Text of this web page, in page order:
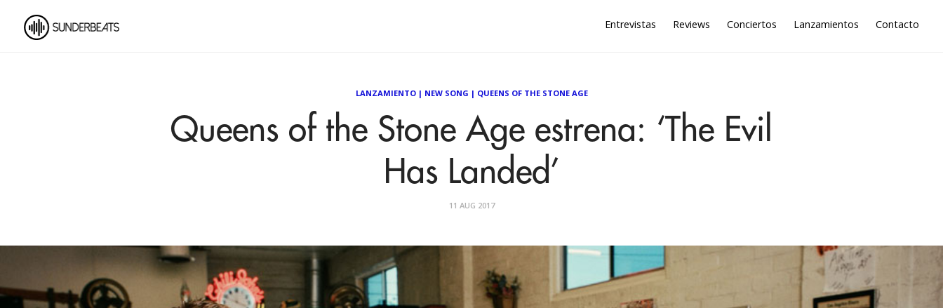
Entrevistas Reviews Conciertos Lanzamientos Contacto
LANZAMIENTO| NEW SONG | QUEENS OF THE STONE AGE
Queens of the Stone Age estrena: ‘The Evil
Has Landed’
11 AUG 2017